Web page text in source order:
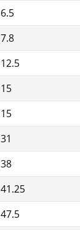
6.5
7.8
12.5
15
15
31
38
41.25
47.5